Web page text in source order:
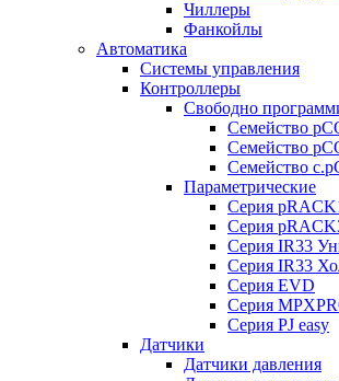
Чиллеры
Фанкойлы
Автоматика
Системы управления
Контроллеры
Свободно
Семейство
Семейство
Семейство
Параметрические
Серия
Серия
Серия IR33
Серия IR33
Серия EVD
Серия
Серия PJ easy
Датчики
Датчики давления